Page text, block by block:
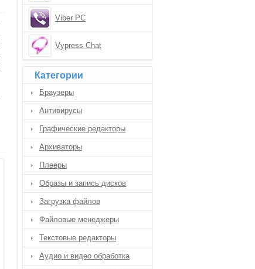
Viber PC
Vypress Chat
Категории
Браузеры
Антивирусы
Графические редакторы
Архиваторы
Плееры
Образы и запись дисков
Загрузка файлов
Файловые менеджеры
Текстовые редакторы
Аудио и видео обработка